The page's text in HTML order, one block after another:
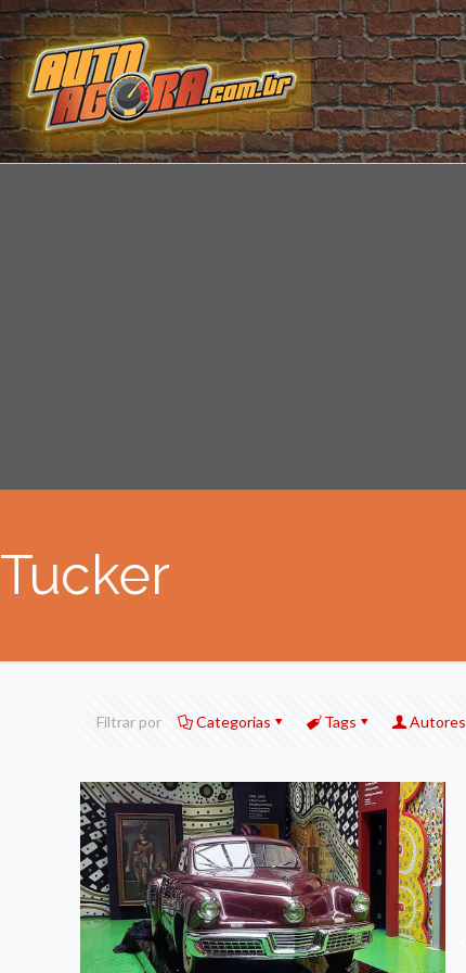
Tucker
Filtrar por Categorias Tags Autores